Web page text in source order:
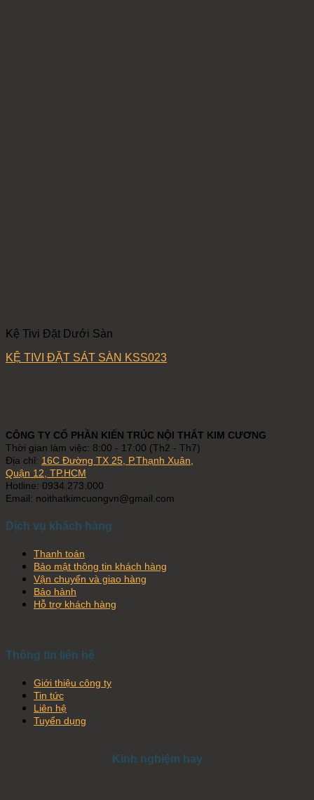
Kệ Tivi Đặt Dưới Sàn
KỆ TIVI ĐẶT SÁT SÀN KSS023
CÔNG TY CỔ PHẦN KIẾN TRÚC NỘI THẤT KIM CƯƠNG
Thời gian làm việc: 8:00 - 17:00 (Th2 - Th7)
Địa chỉ: 16C Đường TX 25, P.Thạnh Xuân,
Quận 12, TP.HCM
Hotline: 0934.273.000
Email: noithatkimcuongvn@gmail.com
Dịch vụ khách hàng
Thanh toán
Bảo mật thông tin khách hàng
Vận chuyển và giao hàng
Bảo hành
Hỗ trợ khách hàng
Thông tin liên hệ
Giới thiệu công ty
Tin tức
Liên hệ
Tuyển dụng
Kinh nghiệm hay